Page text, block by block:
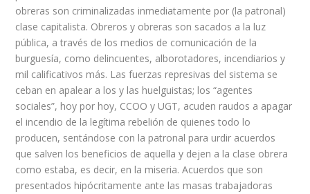
obreras son criminalizadas inmediatamente por (la patronal)
clase capitalista. Obreros y obreras son sacados a la luz
pública, a través de los medios de comunicación de la
burguesía, como delincuentes, alborotadores, incendiarios y
mil calificativos más. Las fuerzas represivas del sistema se
ceban en apalear a los y las huelguistas; los “agentes
sociales”, hoy por hoy, CCOO y UGT, acuden raudos a apagar
el incendio de la legítima rebelión de quienes todo lo
producen, sentándose con la patronal para urdir acuerdos
que salven los beneficios de aquella y dejen a la clase obrera
como estaba, es decir, en la miseria. Acuerdos que son
presentados hipócritamente ante las masas trabajadoras